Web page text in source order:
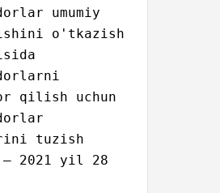
umumiy
o'tkazish
qilish uchun
tuzish
– 2021 yil 28